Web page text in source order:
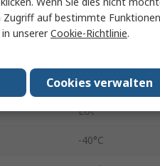
Gerade
IP40
Lot
-40°C
Zugriff auf bestimmte
unsererCookie-Richtlinie.
Cookies verwalten